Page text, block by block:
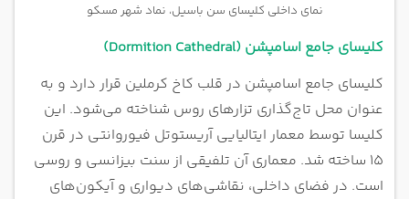
نمای داخلی کلیسای سن باسیل، نماد شهر مسکو
کلیسای جامع اسامپشن (Dormition Cathedral)
کلیسای جامع اسامپشن در قلب کاخ کرملین قرار دارد و به
عنوان محل تاج‌گذاری تزارهای روس شناخته می‌شود. این
کلیسا توسط معمار ایتالیایی آریستوتل فیوروانتی در قرن
۱۵ ساخته شد. معماری آن تلفیقی از سنت بیزانسی و روسی
است. در فضای داخلی، نقاشی‌های دیواری و آیکون‌های